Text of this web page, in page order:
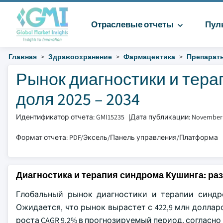
Отраслевые отчеты
Главная Здравоохранение Фармацевтика
Рынок диагностики и
доля 2025 – 2034
Идентификатор отчета: GMI15235 |Дата публикации: November
Формат отчета: PDF/Эксель/Панель управления/Платформа
Диагностика и терапия синдрома Кушинга:
Глобальный рынок диагностики и терапии
Ожидается, что рынок вырастет с 422,9 млн
роста CAGR 9,2% в прогнозируемый период,